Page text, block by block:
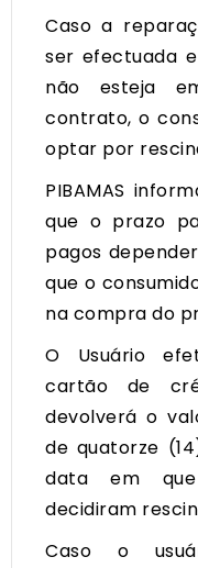
Caso a
ser efectuada
não esteja
contrato, o
optar por
PIBAMAS
que o prazo
pagos
que o
na compra do
O Usuário
cartão de
devolverá o
de quatorze
data em
decidiram
Caso o